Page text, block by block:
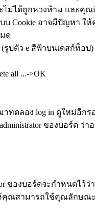
ได้ถูกหวงห้าม และคุณยั
บบ Cookie อาจมีปัญหา
ด
ปตัว e สีฟ้าบนเดสก์ท็อป)
all ...->OK
าทดลอง log in ดูใหม่อีกร
ของบอร์ด ว่
ของบอร์ดจะกำหนดไ
ณสามารถใช้คุณลักษณะ